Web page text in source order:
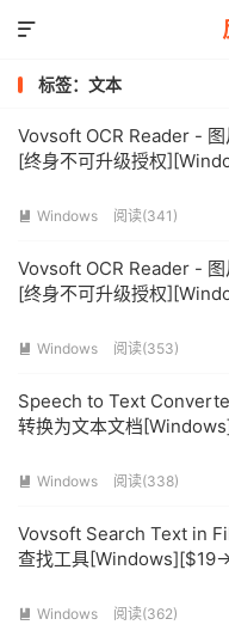

标签：文本
Vovsoft OCR Reader -
[终身不可升级授权
 Windows 阅读(341)
Vovsoft OCR Reader -
[终身不可升级授权
 Windows 阅读(353)
Speech to Text
转换为文本文档
 Windows 阅读(338)
Vovsoft Search Text in
查找工具
 Windows 阅读(362)